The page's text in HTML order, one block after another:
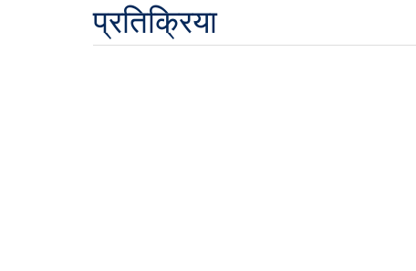
प्रतिक्रिया